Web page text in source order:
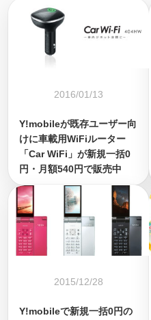
ガイド オーデ
2016/01/13
Y!mobileが既存ユーザー向
けに車載用WiFiルーター
「Car WiFi」が新規一括0
円・月額540円で販売中
2015/12/28
Y!mobileで新規一括0円の